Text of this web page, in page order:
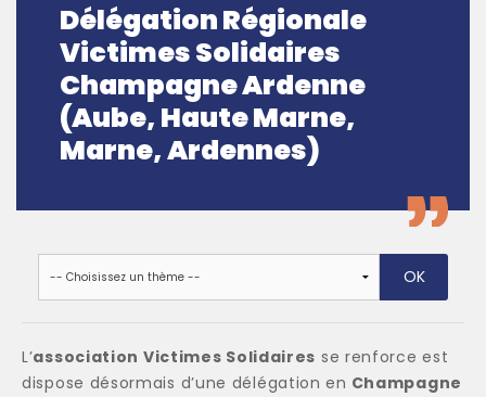
Délégation Régionale
Victimes Solidaires
Champagne Ardenne
(Aube, Haute Marne,
Marne, Ardennes)
L’association Victimes Solidaires se renforce est
dispose désormais d’une délégation en Champagne